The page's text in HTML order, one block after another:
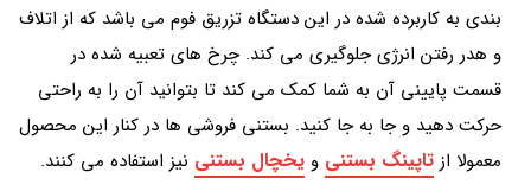
بندی به کاربرده شده در این دستگاه تزریق فوم می باشد که از اتلاف
و هدر رفتن انرژی جلوگیری می کند. چرخ های تعبیه شده در
قسمت پایینی آن به شما کمک می کند تا بتوانید آن را به راحتی
حرکت دهید و جا به جا کنید. بستنی فروشی ها در کنار این محصول
معمولا از تاپینگ بستنی و یخچال بستنی نیز استفاده می کنند.